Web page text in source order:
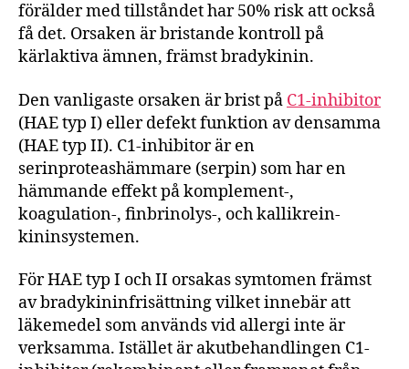
förälder med tillståndet har 50% risk att också
få det. Orsaken är bristande kontroll på
kärlaktiva ämnen, främst bradykinin.
Den vanligaste orsaken är brist på C1-inhibitor
(HAE typ I) eller defekt funktion av densamma
(HAE typ II). C1-inhibitor är en
serinproteashämmare (serpin) som har en
hämmande effekt på komplement-,
koagulation-, finbrinolys-, och kallikrein-
kininsystemen.
För HAE typ I och II orsakas symtomen främst
av bradykininfrisättning vilket innebär att
läkemedel som används vid allergi inte är
verksamma. Istället är akutbehandlingen C1-